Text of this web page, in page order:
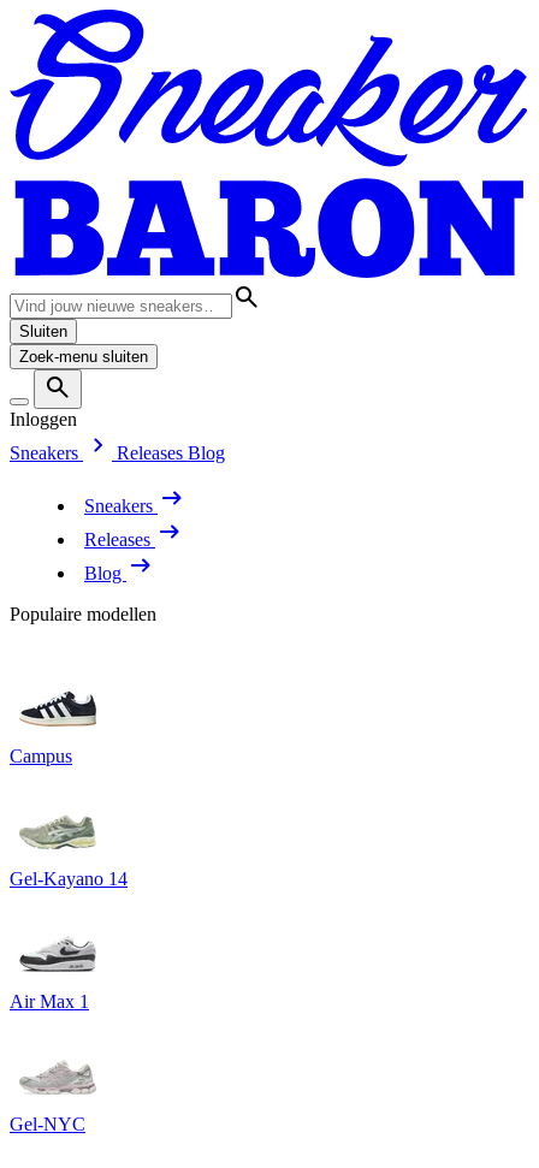
Sluiten
Zoek-menu sluiten
Inloggen
Sneakers
Releases Blog
Sneakers
Releases
Blog
Populaire modellen
Campus
Gel-Kayano 14
Air Max 1
Gel-NYC